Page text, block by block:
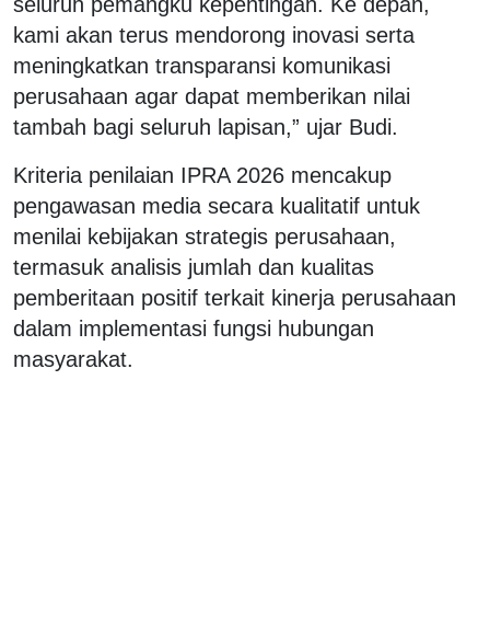
kami akan terus mendorong inovasi serta
meningkatkan transparansi komunikasi
perusahaan agar dapat memberikan nilai
tambah bagi seluruh lapisan,” ujar Budi.
Kriteria penilaian IPRA 2026 mencakup
pengawasan media secara kualitatif untuk
menilai kebijakan strategis perusahaan,
termasuk analisis jumlah dan kualitas
pemberitaan positif terkait kinerja perusahaan
dalam implementasi fungsi hubungan
masyarakat.